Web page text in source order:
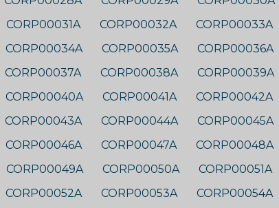
CORP00031A
CORP00032A
CORP00033A
CORP00034A
CORP00035A
CORP00036A
CORP00037A
CORP00038A
CORP00039A
CORP00040A
CORP00041A
CORP00042A
CORP00043A
CORP00044A
CORP00045A
CORP00046A
CORP00047A
CORP00048A
CORP00049A
CORP00050A
CORP00051A
CORP00052A
CORP00053A
CORP00054A